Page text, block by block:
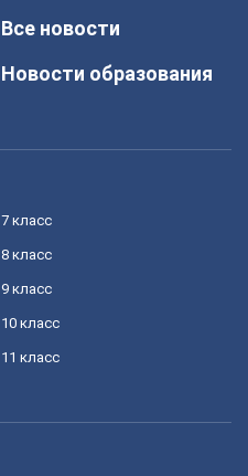
Все новости
Новости образования
7 класс
8 класс
9 класс
10 класс
11 класс